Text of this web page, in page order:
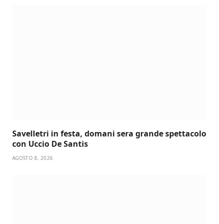
Savelletri in festa, domani sera grande spettacolo
con Uccio De Santis
AGOSTO 8, 2026